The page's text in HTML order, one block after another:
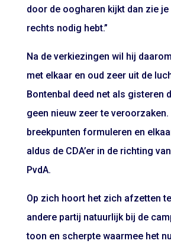
door de oogharen kijkt dan zie je
rechts nodig hebt.”
Na de verkiezingen wil hij
met elkaar en oud zeer uit de
Bontenbal deed net als gisteren
geen nieuw zeer te
breekpunten formuleren en
aldus de CDA’er in de richting
PvdA.
Op zich hoort het zich afzetten
andere partij natuurlijk bij de
toon en scherpte waarmee het